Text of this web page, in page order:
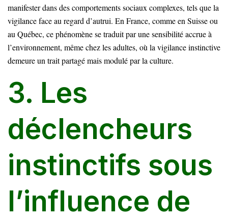
manifester dans des comportements sociaux complexes, tels que la
vigilance face au regard d’autrui. En France, comme en Suisse ou
au Québec, ce phénomène se traduit par une sensibilité accrue à
l’environnement, même chez les adultes, où la vigilance instinctive
demeure un trait partagé mais modulé par la culture.
3. Les
déclencheurs
instinctifs sous
l’influence de